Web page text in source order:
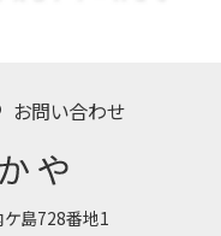
島728番地1
お問い合わせ